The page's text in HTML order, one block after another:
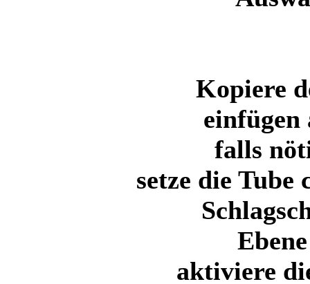
Kopiere
einfügen
falls
setze die Tube
aktiviere